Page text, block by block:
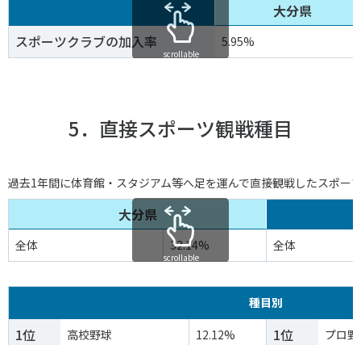
大分県
スポーツクラブの加入率
5.95%
scrollable
5．直接スポーツ観戦種目
過去1年間に体育館・スタジアム等へ足を運んで直接観戦したスポー
大分県
全体 32.14% 全体
scrollable
種目別
1位 高校野球 12.12% 1位 プロ